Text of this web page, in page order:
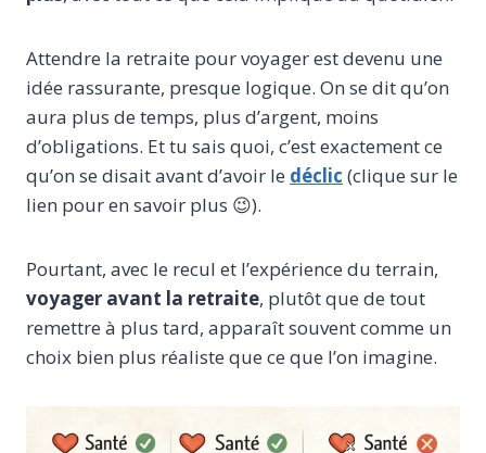
Attendre la retraite pour voyager est devenu une
idée rassurante, presque logique. On se dit qu’on
aura plus de temps, plus d’argent, moins
d’obligations. Et tu sais quoi, c’est exactement ce
qu’on se disait avant d’avoir le déclic (clique sur le
lien pour en savoir plus 😉).
Pourtant, avec le recul et l’expérience du terrain,
voyager avant la retraite, plutôt que de tout
remettre à plus tard, apparaît souvent comme un
choix bien plus réaliste que ce que l’on imagine.